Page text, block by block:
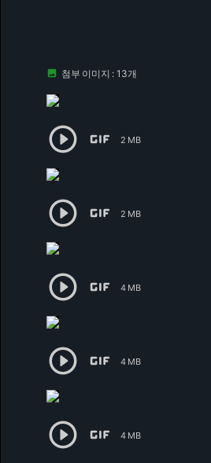
 첨부 이미지 : 13개
  2 MB
  2 MB
  4 MB
  4 MB
  4 MB